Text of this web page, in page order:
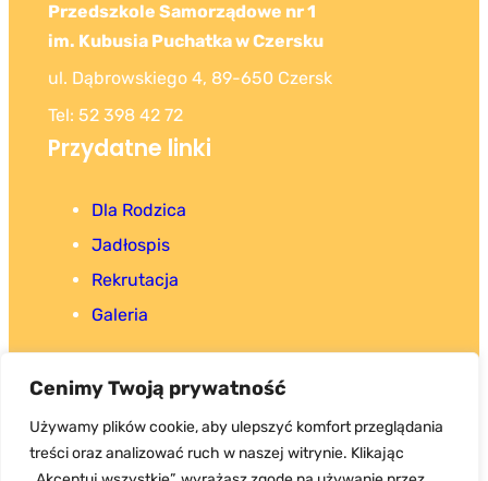
Cenimy Twoją prywatność
Używamy plików cookie, aby ulepszyć komfort przeglądania
treści oraz analizować ruch w naszej witrynie. Klikając
Przedszkole Samorządowe nr 1
im. Kubusia Puchatka w Czersku
ul. Dąbrowskiego 4, 89-650 Czersk
Tel: 52 398 42 72
Przydatne linki
Dla Rodzica
Jadłospis
Rekrutacja
Galeria
Copyright 2025. Wszystkie prawa zastrzeżone.